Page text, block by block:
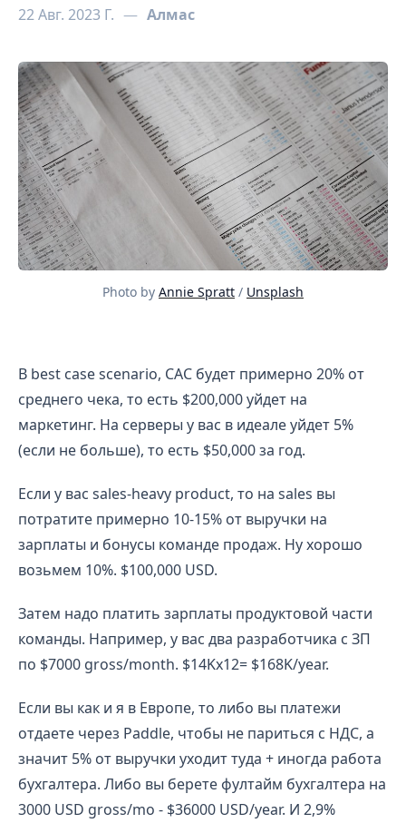
22 Авг. 2023 Г. — Алмас
Photo by Annie Spratt / Unsplash
Что такое $1M? И как бизнес-модели способны
В best case scenario, CAC будет примерно 20% от
среднего чека, то есть $200,000 уйдет на
маркетинг. На серверы у вас в идеале уйдет 5%
(если не больше), то есть $50,000 за год.
Если у вас sales-heavy product, то на sales вы
потратите примерно 10-15% от выручки на
зарплаты и бонусы команде продаж. Ну хорошо
возьмем 10%. $100,000 USD.
Затем надо платить зарплаты продуктовой части
команды. Например, у вас два разработчика с ЗП
по $7000 gross/month. $14Kx12= $168K/year.
Если вы как и я в Европе, то либо вы платежи
отдаете через Paddle, чтобы не париться с НДС, а
значит 5% от выручки уходит туда + иногда работа
бухгалтера. Либо вы берете фултайм бухгалтера на
3000 USD gross/mo - $36000 USD/year. И 2,9%